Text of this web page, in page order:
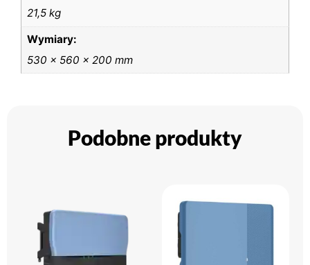
21,5 kg
Wymiary:
530 x 560 x 200 mm
Podobne produkty